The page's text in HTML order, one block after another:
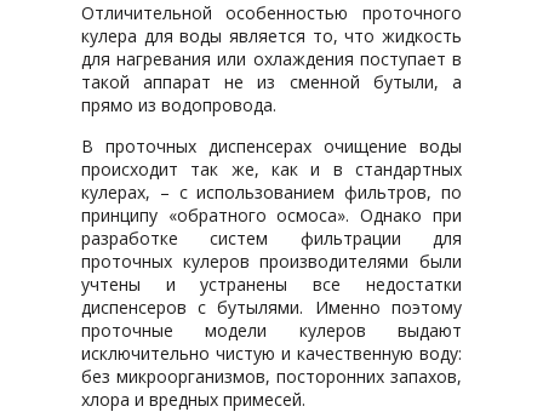
Отличительной особенностью проточного
кулера для воды является то, что жидкость
для нагревания или охлаждения поступает в
такой аппарат не из сменной бутыли, а
прямо из водопровода.
В проточных диспенсерах очищение воды
происходит так же, как и в стандартных
кулерах, – с использованием фильтров, по
принципу «обратного осмоса». Однако при
разработке систем фильтрации для
проточных кулеров производителями были
учтены и устранены все недостатки
диспенсеров с бутылями. Именно поэтому
проточные модели кулеров выдают
исключительно чистую и качественную воду:
без микроорганизмов, посторонних запахов,
хлора и вредных примесей.